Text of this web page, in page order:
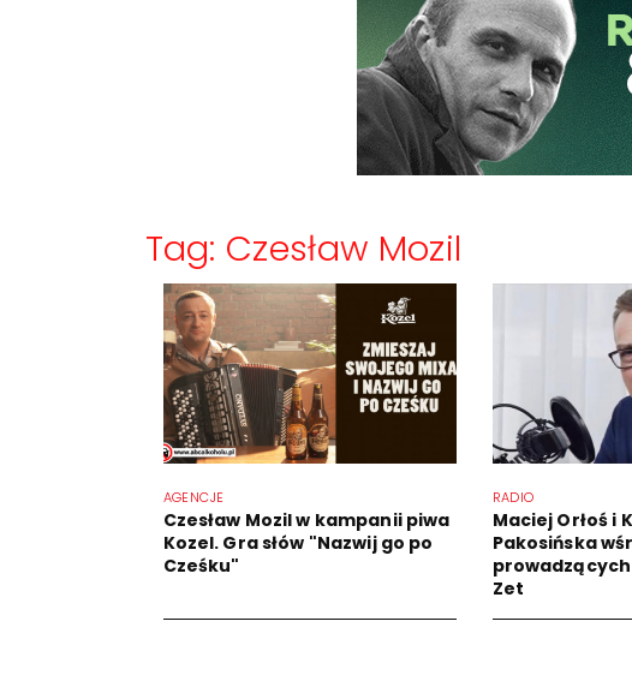
Tag: Czesław Mozil
AGENCJE
Czesław Mozil w kampanii piwa
Kozel. Gra słów "Nazwij go po
Cześku"
RADIO
Maciej Orłoś i
Pakosińska
Zet